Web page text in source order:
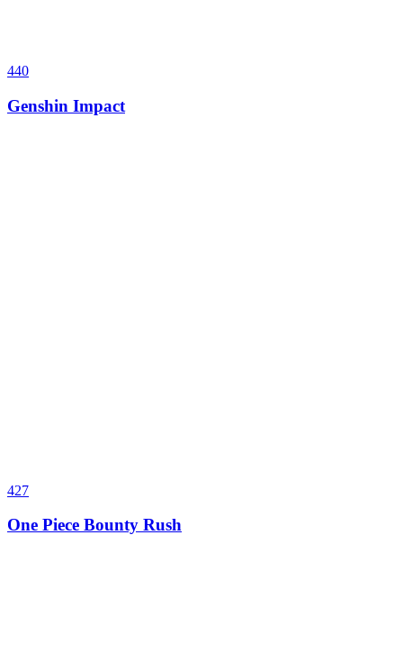
440
Genshin Impact
427
One Piece Bounty Rush